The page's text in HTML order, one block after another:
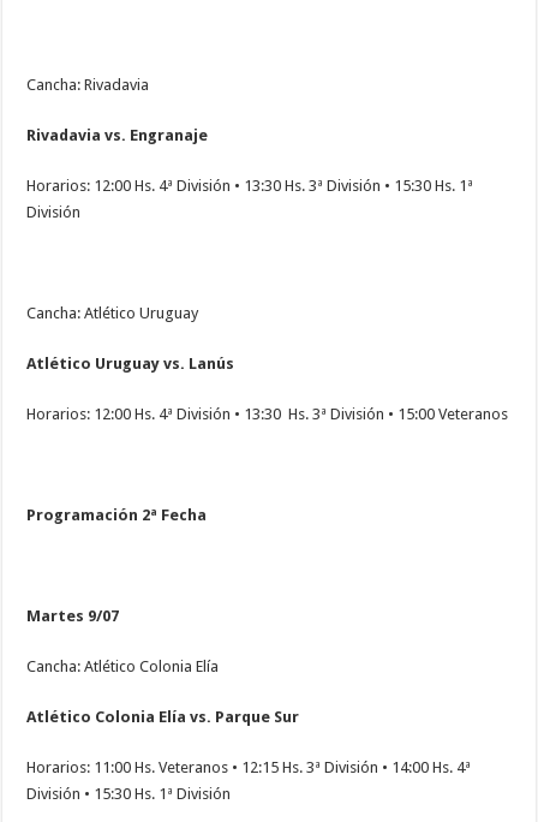
Cancha: Rivadavia
Rivadavia vs. Engranaje
Horarios: 12:00 Hs. 4ª División • 13:30 Hs. 3ª División • 15:30 Hs. 1ª
División
Cancha: Atlético Uruguay
Atlético Uruguay vs. Lanús
Horarios: 12:00 Hs. 4ª División • 13:30 Hs. 3ª División • 15:00 Veteranos
Programación 2ª Fecha
Martes 9/07
Cancha: Atlético Colonia Elía
Atlético Colonia Elía vs. Parque Sur
Horarios: 11:00 Hs. Veteranos • 12:15 Hs. 3ª División • 14:00 Hs. 4ª
División • 15:30 Hs. 1ª División